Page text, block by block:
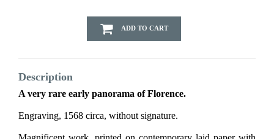
ADD TO CART
Description
A very rare early panorama of Florence.
Engraving, 1568 circa, without signature.